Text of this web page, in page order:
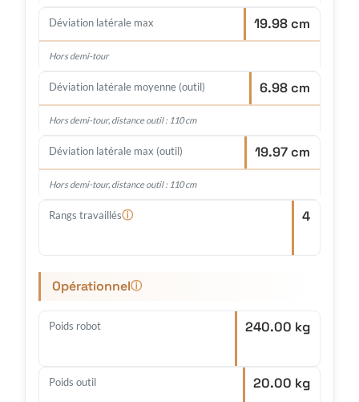
Déviation latérale max 19.98 cm
Hors demi-tour
Déviation latérale moyenne (outil) 6.98 cm
Hors demi-tour, distance outil : 110 cm
Déviation latérale max (outil) 19.97 cm
Hors demi-tour, distance outil : 110 cm
Rangs travaillésⓘ 4
Opérationnelⓘ
Poids robot 240.00 kg
Poids outil 20.00 kg